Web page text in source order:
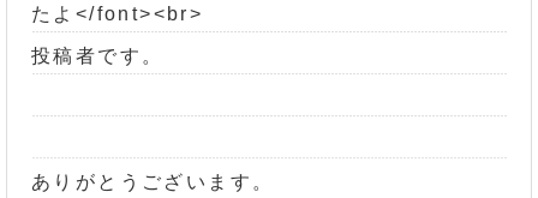
たよ</font><br>
投稿者です。
ありがとうございます。